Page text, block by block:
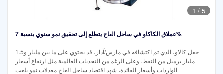
1 / 5
عملاق الكاكاو في ساحل العاج يتطلع إلى تحقيق نمو سنوي بنسبة 7%
حقل كالاو، الذي تم اكتشافه في مارس/آذار، قد يحتوي على ما بين مليار و1.5
مليار برميل من النفط. وعلى الرغم من التحديات العالمية مثل ارتفاع أسعار
الواردات وأسعار الفائدة، شهد اقتصاد ساحل العاج معدلات نمو بلغت